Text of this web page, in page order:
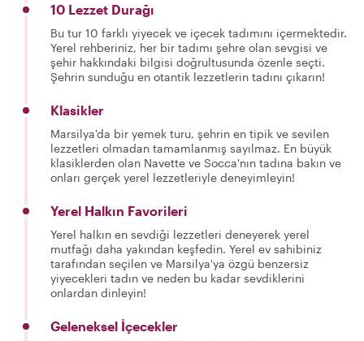
10 Lezzet Durağı
Bu tur 10 farklı yiyecek ve içecek tadımını içermektedir.
Yerel rehberiniz, her bir tadımı şehre olan sevgisi ve
şehir hakkındaki bilgisi doğrultusunda özenle seçti.
Şehrin sunduğu en otantik lezzetlerin tadını çıkarın!
Klasikler
Marsilya'da bir yemek turu, şehrin en tipik ve sevilen
lezzetleri olmadan tamamlanmış sayılmaz. En büyük
klasiklerden olan Navette ve Socca'nın tadına bakın ve
onları gerçek yerel lezzetleriyle deneyimleyin!
Yerel Halkın Favorileri
Yerel halkın en sevdiği lezzetleri deneyerek yerel
mutfağı daha yakından keşfedin. Yerel ev sahibiniz
tarafından seçilen ve Marsilya'ya özgü benzersiz
yiyecekleri tadın ve neden bu kadar sevdiklerini
onlardan dinleyin!
Geleneksel İçecekler